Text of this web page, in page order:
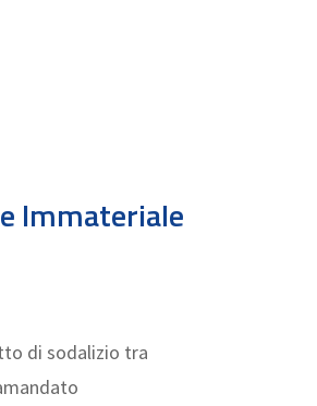
Immateriale
di sodalizio tra